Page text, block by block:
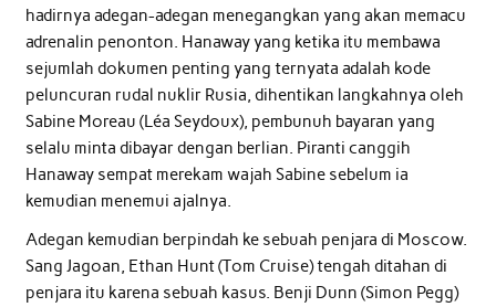
hadirnya adegan-adegan menegangkan yang akan memacu
adrenalin penonton. Hanaway yang ketika itu membawa
sejumlah dokumen penting yang ternyata adalah kode
peluncuran rudal nuklir Rusia, dihentikan langkahnya oleh
Sabine Moreau (Léa Seydoux), pembunuh bayaran yang
selalu minta dibayar dengan berlian. Piranti canggih
Hanaway sempat merekam wajah Sabine sebelum ia
kemudian menemui ajalnya.
Adegan kemudian berpindah ke sebuah penjara di Moscow.
Sang Jagoan, Ethan Hunt (Tom Cruise) tengah ditahan di
penjara itu karena sebuah kasus. Benji Dunn (Simon Pegg)